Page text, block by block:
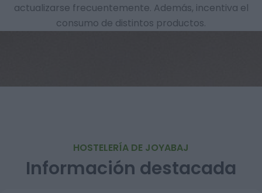
actualizarse frecuentemente. Además, incentiva el
consumo de distintos productos.
HOSTELERÍA DE JOYABAJ
Información destacada